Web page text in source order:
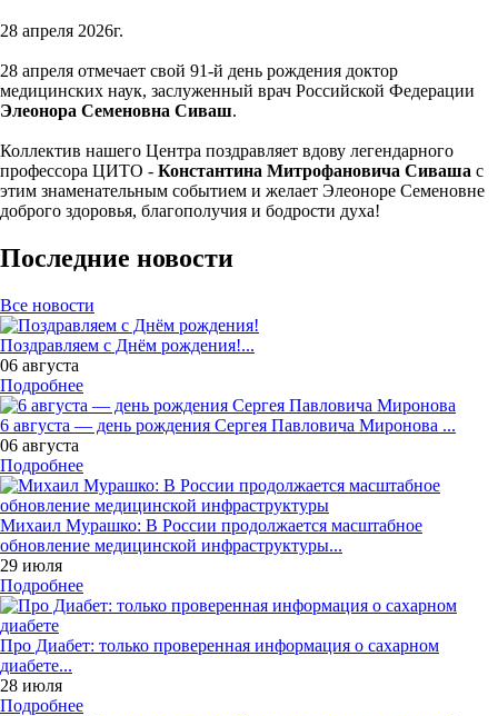
28 апреля 2026г.
28 апреля отмечает свой 91-й день рождения доктор
медицинских наук, заслуженный врач Российской Федерации
Элеонора Семеновна Сиваш.
Коллектив нашего Центра поздравляет вдову легендарного
профессора ЦИТО - Константина Митрофановича Сиваша с
этим знаменательным событием и желает Элеоноре Семеновне
доброго здоровья, благополучия и бодрости духа!
Последние новости
Все новости
Поздравляем с Днём рождения!...
06 августа
Подробнее
6 августа — день рождения Сергея Павловича Миронова ...
06 августа
Подробнее
Михаил Мурашко: В России продолжается масштабное
обновление медицинской инфраструктуры...
29 июля
Подробнее
Про Диабет: только проверенная информация о сахарном
диабете...
28 июля
Подробнее